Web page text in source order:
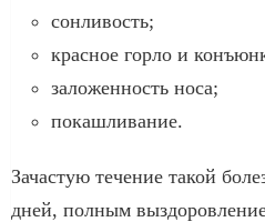
сонливость;
красное горло и
заложенность носа;
покашливание.
Зачастую течение такой
дней, полным